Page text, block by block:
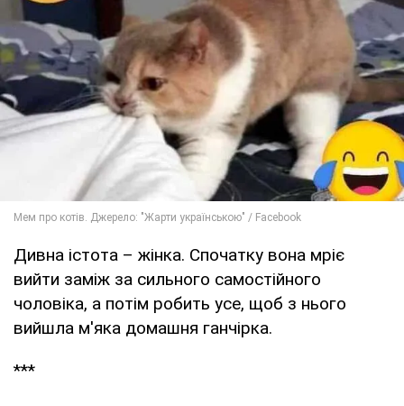
Дивна істота – жінка. Спочатку вона мріє
вийти заміж за сильного самостійного
чоловіка, а потім робить усе, щоб з нього
вийшла м'яка домашня ганчірка.
***